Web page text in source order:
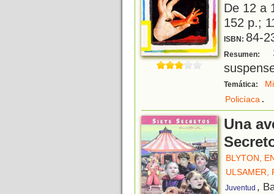
De 12 a
152 p.;
ISBN: 84-
Resumen:
Temática:
Policíaca.
Una
BLYTON,
ULSAMER,
Juventud ,